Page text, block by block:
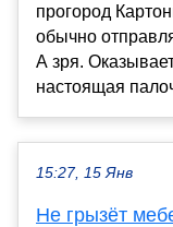
прогород
обычно
А зря.
настоящая
15:27, 15 Янв
Не грызёт